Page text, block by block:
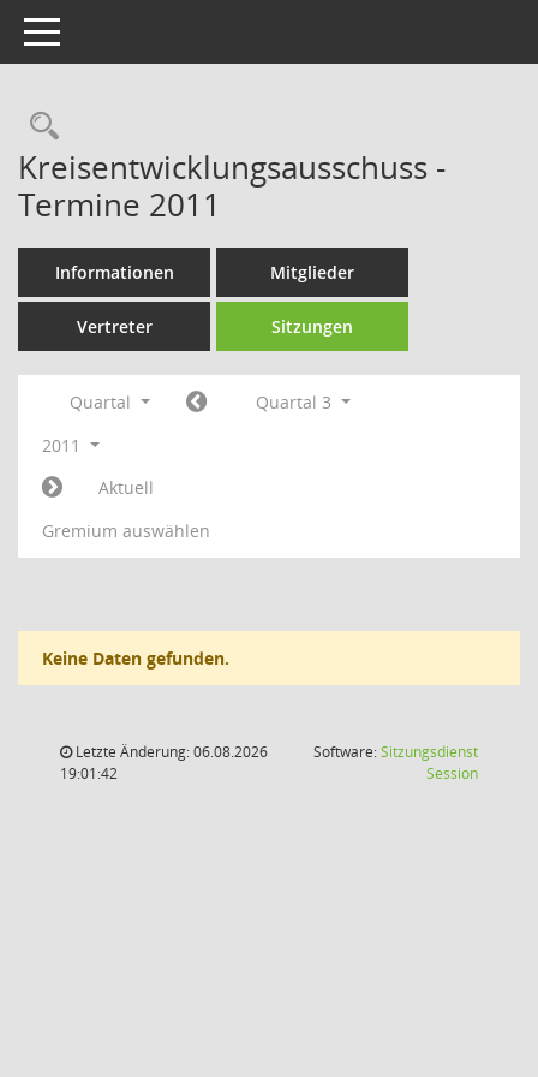
Toggle navigation
Rechercheauswahl
Kreisentwicklungsausschuss -
Termine 2011
Informationen Mitglieder
Vertreter Sitzungen
Quartal
Quartal 3
2011
Aktuell
Gremium auswählen
Keine Daten gefunden.
Letzte Änderung: 06.08.2026
19:01:42
Software:Sitzungsdienst
Session(Wird in